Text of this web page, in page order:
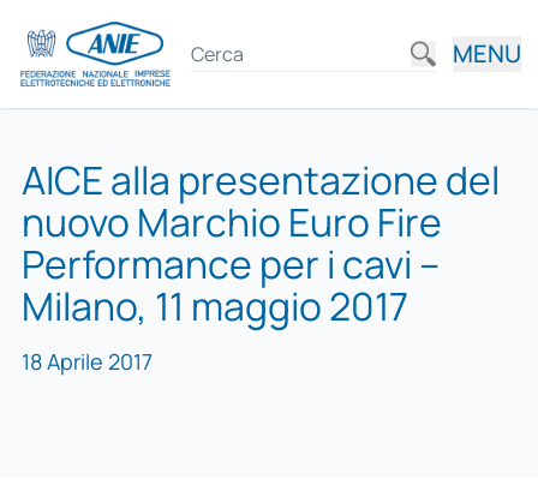
MENU
AICE alla presentazione del
nuovo Marchio Euro Fire
Performance per i cavi –
Milano, 11 maggio 2017
18 Aprile 2017